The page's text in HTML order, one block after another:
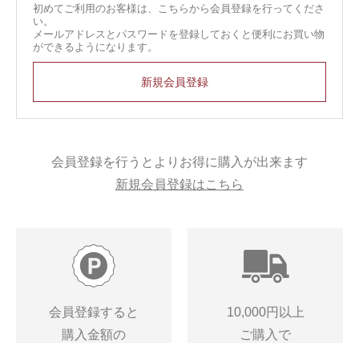
初めてご利用のお客様は、こちらから会員登録を行ってくださ
い。
メールアドレスとパスワードを登録しておくと便利にお買い物
ができるようになります。
会員登録を行うとよりお得に購入が出来ます
新規会員登録はこちら
会員登録すると
購入金額の
10,000円以上
ご購入で